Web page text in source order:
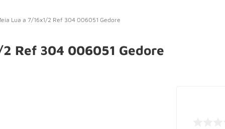
Lua a 7/16x1/2 Ref 304 006051 Gedore
Ref 304 006051 Gedore
Eletrica